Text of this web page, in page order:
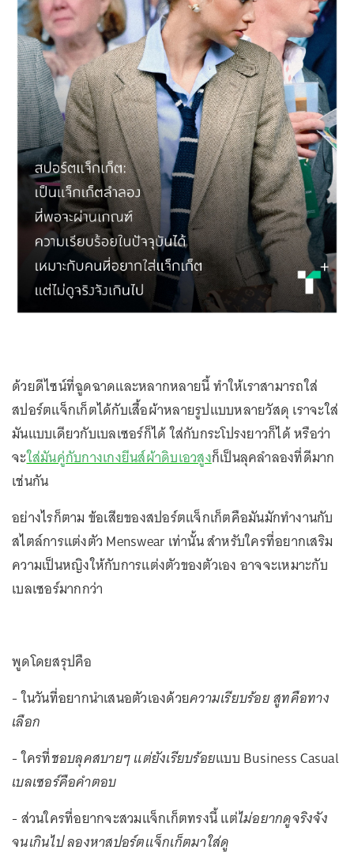
ด้วยดีไซน์ที่ฉูดฉาดและหลากหลายนี้ ทำให้เราสามารถใส่
สปอร์ตแจ็กเก็ตได้กับเสื้อผ้าหลายรูปแบบหลายวัสดุ เราจะใส่
มันแบบเดียวกับเบลเซอร์ก็ได้ ใส่กับกระโปรงยาวก็ได้ หรือว่า
จะใส่มันคู่กับกางเกงยีนส์ผ้าดิบเอวสูงก็เป็นลุคลำลองที่ดีมาก
เช่นกัน
อย่างไรก็ตาม ข้อเสียของสปอร์ตแจ็กเก็ตคือมันมักทำงานกับ
สไตล์การแต่งตัว Menswear เท่านั้น สำหรับใครที่อยากเสริม
ความเป็นหญิงให้กับการแต่งตัวของตัวเอง อาจจะเหมาะกับ
เบลเซอร์มากกว่า
พูดโดยสรุปคือ
- ในวันที่อยากนำเสนอตัวเองด้วยความเรียบร้อยสูทคือทาง
เลือก
- ใครที่ชอบลุคสบายๆ แต่ยังเรียบร้อยแบบ Business Casual
เบลเซอร์คือคำตอบ
- ส่วนใครที่อยากจะสวมแจ็กเก็ตทรงนี้ แต่ไม่อยากดูจริงจัง
จนเกินไปลองหาสปอร์ตแจ็กเก็ตมาใส่ดู